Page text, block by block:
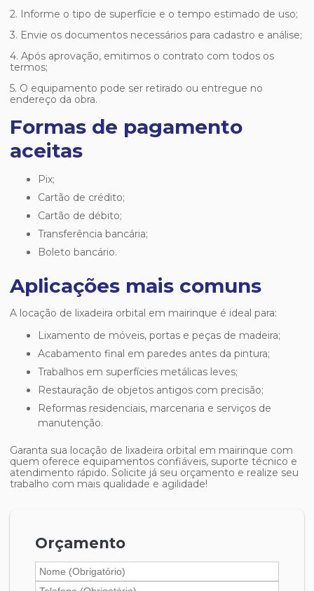
2. Informe o tipo de superfície e o tempo estimado de uso;
3. Envie os documentos necessários para cadastro e análise;
4. Após aprovação, emitimos o contrato com todos os
termos;
5. O equipamento pode ser retirado ou entregue no
endereço da obra.
Formas de pagamento
aceitas
Pix;
Cartão de crédito;
Cartão de débito;
Transferência bancária;
Boleto bancário.
Aplicações mais comuns
A locação de lixadeira orbital em mairinque é ideal para:
Lixamento de móveis, portas e peças de madeira;
Acabamento final em paredes antes da pintura;
Trabalhos em superfícies metálicas leves;
Restauração de objetos antigos com precisão;
Reformas residenciais, marcenaria e serviços de
manutenção.
Garanta sua locação de lixadeira orbital em mairinque com
quem oferece equipamentos confiáveis, suporte técnico e
atendimento rápido. Solicite já seu orçamento e realize seu
trabalho com mais qualidade e agilidade!
Orçamento